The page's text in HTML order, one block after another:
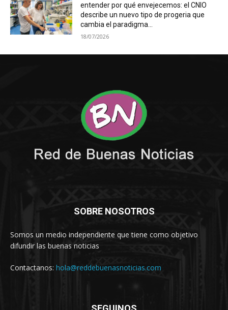
entender por qué envejecemos: el CNIO
describe un nuevo tipo de progeria que
cambia el paradigma...
18/07/2026
SOBRE NOSOTROS
Somos un medio independiente que tiene como objetivo
difundir las buenas noticias
Contactanos: hola@reddebuenasnoticias.com